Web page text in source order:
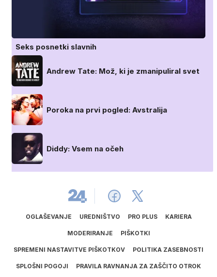
Seks posnetki slavnih
Andrew Tate: Mož, ki je zmanipuliral svet
Poroka na prvi pogled: Avstralija
Diddy: Vsem na očeh
OGLAŠEVANJE UREDNIŠTVO PRO PLUS KARIERA
MODERIRANJE PIŠKOTKI
SPREMENI NASTAVITVE PIŠKOTKOV POLITIKA ZASEBNOSTI
SPLOŠNI POGOJI PRAVILA RAVNANJA ZA ZAŠČITO OTROK